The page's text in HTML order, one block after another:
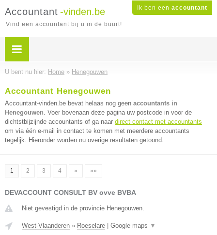
Ik ben een accountant
Accountant -vinden.be
Vind een accountant bij u in de buurt!
U bent nu hier: Home » Henegouwen
Accountant Henegouwen
Accountant-vinden.be bevat helaas nog geen accountants in
Henegouwen. Voer bovenaan deze pagina uw postcode in voor de
dichtstbijzijnde accountants of ga naar direct contact met accountants
om via één e-mail in contact te komen met meerdere accountants
tegelijk. Hieronder worden nu overige resultaten getoond.
1 2 3 4 » »»
DEVACCOUNT CONSULT BV ovve BVBA
Niet gevestigd in de provincie Henegouwen.
West-Vlaanderen » Roeselare Google maps ▼